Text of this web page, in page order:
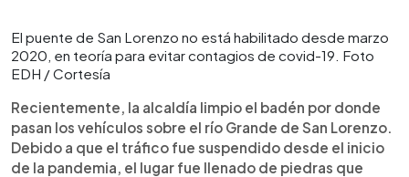
El puente de San Lorenzo no está habilitado desde marzo
2020, en teoría para evitar contagios de covid-19. Foto
EDH / Cortesía
Recientemente, la alcaldía limpio el badén por donde
pasan los vehículos sobre el río Grande de San Lorenzo.
Debido a que el tráfico fue suspendido desde el inicio
de la pandemia, el lugar fue llenado de piedras que